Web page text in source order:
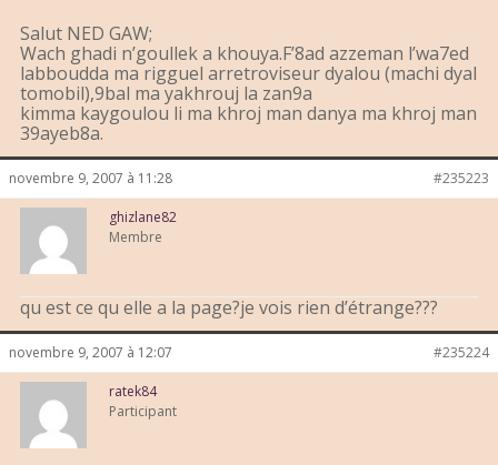
Salut NED GAW;
Wach ghadi n’goullek a khouya.F’8ad azzeman l’wa7ed
labboudda ma rigguel arretroviseur dyalou (machi dyal
tomobil),9bal ma yakhrouj la zan9a
kimma kaygoulou li ma khroj man danya ma khroj man
39ayeb8a.
novembre 9, 2007 à 11:28 #235223
ghizlane82
Membre
qu est ce qu elle a la page?je vois rien d’étrange???
novembre 9, 2007 à 12:07 #235224
ratek84
Participant